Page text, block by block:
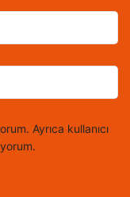
Ayrıca kullanıcı